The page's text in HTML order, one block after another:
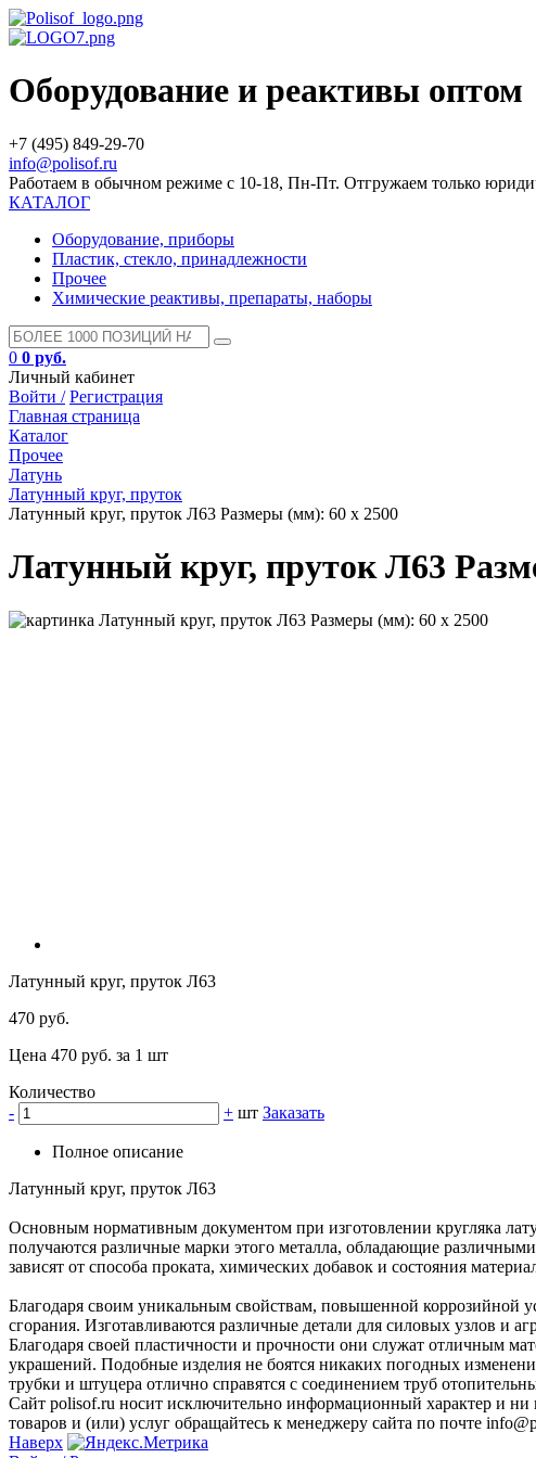
Оборудование и реактивы оптом
+7 (495) 849-29-70
info@polisof.ru
Работаем в обычном режиме с 10-18, Пн-Пт. Отгружаем только
КАТАЛОГ
Оборудование, приборы
Пластик, стекло, принадлежности
Прочее
Химические реактивы, препараты, наборы
0 0 руб.
Личный кабинет
Войти / Регистрация
Главная страница
Каталог
Прочее
Латунь
Латунный круг, пруток
Латунный круг, пруток Л63 Размеры (мм): 60 x 2500
Латунный круг, пруток Л63
Латунный круг, пруток Л63
470 руб.
Цена 470 руб. за 1 шт
Количество
-
+ шт Заказать
Полное описание
Латунный круг, пруток Л63
Основным нормативным документом при изготовлении кругляка
получаются различные марки этого металла, обладающие
зависят от способа проката, химических добавок и состояния
Благодаря своим уникальным свойствам, повышенной коррозийной
сгорания. Изготавливаются различные детали для силовых узлов и
Благодаря своей пластичности и прочности они служат отличным
украшений. Подобные изделия не боятся никаких погодных
трубки и штуцера отлично справятся с соединением труб
Сайт polisof.ru носит исключительно информационный характер и
товаров и (или) услуг обращайтесь к менеджеру сайта по почте
Наверх